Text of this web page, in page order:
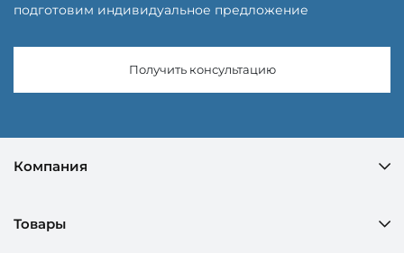
подготовим индивидуальное предложение
Получить консультацию
Компания
Товары